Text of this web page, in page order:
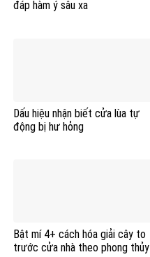
đáp hàm ý sâu xa
Dấu hiệu nhận biết cửa lùa tự
động bị hư hỏng
Bật mí 4+ cách hóa giải cây to
trước cửa nhà theo phong thủy